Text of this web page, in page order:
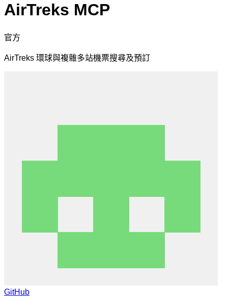
AirTreks MCP
官方
AirTreks 環球與複雜多站機票搜尋及預訂
GitHub